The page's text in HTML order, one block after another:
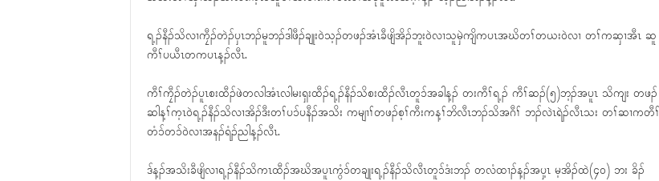
ရ့ၣ်နီၣ်သိလၢကၠီၣ်တဲၣ်ပှၤဘၣ်မူဘၣ်ဒါဖီၣ်ချုးဝဲသ့ၣ်တဖၣ်အံၤခီဖျိအိၣ်ဘူးဝဲလၢသူမှဲကျိကပၤအဃိတၢ်တယးဝဲလၢ တၢ်ကဆှၢအီၤ ဆူ
ကီၢ်ပယီၤတကပၤန့ၣ်လီၤ.
ကီၢ်ကၠီၣ်တဲၣ်ပူၤစးထီၣ်ဖဲတလါအံၤလါမးရှးထီၣ်ရ့ၣ်နီၣ်သိစးထီၣ်လီၤတူၥ်အခါန့ၣ် တးကီၢ်ရ့ၣ် ကီၢ်ဆၣ်(၅)ဘ့ၣ်အပူၤ သိကျး တဖၣ်
ဆါန့ၢ်က့ၤဝဲရ့ၣ်နီၣ်သိလၢအိၣ်ဒီးတၢ်ပၥ်ပနီၣ်အသိး ကမျၢၢ်တဖၣ်စ့ၢ်ကီးကန့ၢ်ဘိလီၤဘၣ်သိအဂီၢ် ဘၣ်လဲၤရဲၣ်လီၤသး တၢ်ဆၢကတီၢ်
တံၥ်တၥ်ဝဲလၢအနၣ်ရံၣ်ညါန့ၣ်လီၤ.
ဒ်န့ၣ်အသိးခီဖျိလၢရ့ၣ်နီၣ်သိကၤထီၣ်အဃိအပူၤကွံၥ်တချုးရ့ၣ်နီၣ်သိလီၤတူၥ်ဒံးဘၣ် တလံထၢၣ်န့ၣ်အပှ့ၤ မ့အိၣ်ထဲ(၄၀) ဘး ခိၣ်